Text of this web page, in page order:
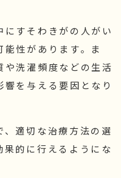
すそわきがの人がい
性があります。ま
洗濯頻度などの生活
を与える要因となり
適切な治療方法の選
的に行えるようにな